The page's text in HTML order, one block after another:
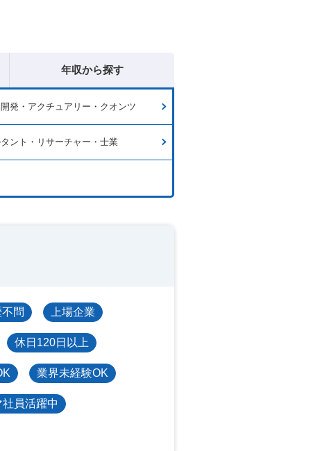
年収から探す
発・アクチュアリー・クオンツ
ント・リサーチャー・士業
問 上場企業
休日120日以上
業界未経験OK
員活躍中